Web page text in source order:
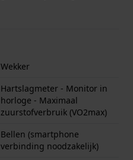
Wekker
Hartslagmeter - Monitor in
horloge - Maximaal
zuurstofverbruik (VO2max)
Bellen (smartphone
verbinding noodzakelijk)